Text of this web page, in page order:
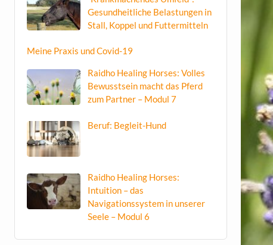
Gesundheitliche Belastungen in
Stall, Koppel und Futtermitteln
Meine Praxis und Covid-19
Raidho Healing Horses: Volles
Bewusstsein macht das Pferd
zum Partner – Modul 7
Beruf: Begleit-Hund
Raidho Healing Horses:
Intuition – das
Navigationssystem in unserer
Seele – Modul 6